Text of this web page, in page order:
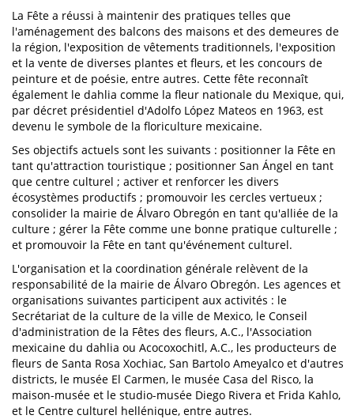
La Fête a réussi à maintenir des pratiques telles que
l'aménagement des balcons des maisons et des demeures de
la région, l'exposition de vêtements traditionnels, l'exposition
et la vente de diverses plantes et fleurs, et les concours de
peinture et de poésie, entre autres. Cette fête reconnaît
également le dahlia comme la fleur nationale du Mexique, qui,
par décret présidentiel d'Adolfo López Mateos en 1963, est
devenu le symbole de la floriculture mexicaine.
Ses objectifs actuels sont les suivants : positionner la Fête en
tant qu'attraction touristique ; positionner San Ángel en tant
que centre culturel ; activer et renforcer les divers
écosystèmes productifs ; promouvoir les cercles vertueux ;
consolider la mairie de Álvaro Obregón en tant qu'alliée de la
culture ; gérer la Fête comme une bonne pratique culturelle ;
et promouvoir la Fête en tant qu'événement culturel.
L'organisation et la coordination générale relèvent de la
responsabilité de la mairie de Álvaro Obregón. Les agences et
organisations suivantes participent aux activités : le
Secrétariat de la culture de la ville de Mexico, le Conseil
d'administration de la Fêtes des fleurs, A.C., l'Association
mexicaine du dahlia ou Acocoxochitl, A.C., les producteurs de
fleurs de Santa Rosa Xochiac, San Bartolo Ameyalco et d'autres
districts, le musée El Carmen, le musée Casa del Risco, la
maison-musée et le studio-musée Diego Rivera et Frida Kahlo,
et le Centre culturel hellénique, entre autres.